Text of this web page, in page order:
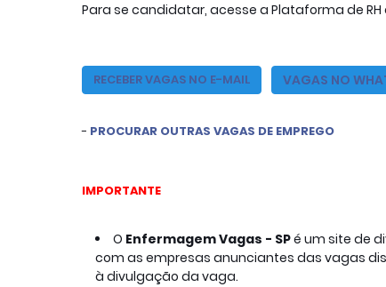
Para se candidatar, acesse a Plataforma de
RECEBER VAGAS NO E-MAIL VAGAS NO
- PROCURAR OUTRAS VAGAS DE EMPREGO
IMPORTANTE
O Enfermagem Vagas - SP é um site de
com as empresas anunciantes das vagas
à divulgação da vaga.